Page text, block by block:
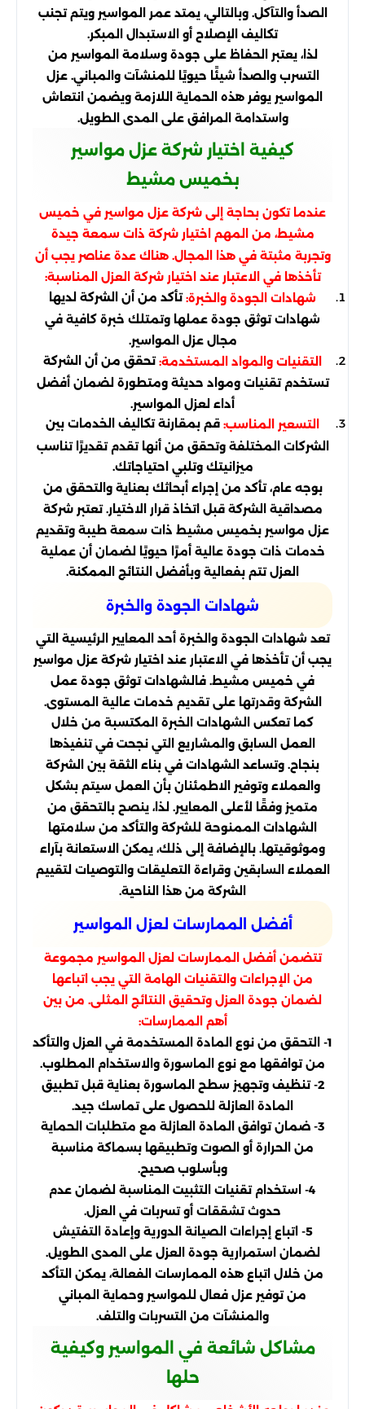
الصدأ والتآكل. وبالتالي، يمتد عمر المواسير ويتم تجنب
تكاليف الإصلاح أو الاستبدال المبكر.
لذا، يعتبر الحفاظ على جودة وسلامة المواسير من
التسرب والصدأ شيئًا حيويًا للمنشآت والمباني. عزل
المواسير يوفر هذه الحماية اللازمة ويضمن انتعاش
واستدامة المرافق على المدى الطويل.
كيفية اختيار شركة عزل مواسير
بخميس مشيط
عندما تكون بحاجة إلى شركة عزل مواسير في خميس
مشيط، من المهم اختيار شركة ذات سمعة جيدة
وتجربة مثبتة في هذا المجال. هناك عدة عناصر يجب أن
تأخذها في الاعتبار عند اختيار شركة العزل المناسبة:
شهادات الجودة والخبرة:تأكد من أن الشركة لديها
شهادات توثق جودة عملها وتمتلك خبرة كافية في
مجال عزل المواسير.
التقنيات والمواد المستخدمة:تحقق من أن الشركة
تستخدم تقنيات ومواد حديثة ومتطورة لضمان أفضل
أداء لعزل المواسير.
التسعير المناسب: قم بمقارنة تكاليف الخدمات بين
الشركات المختلفة وتحقق من أنها تقدم تقديرًا تناسب
ميزانيتك وتلبي احتياجاتك.
بوجه عام، تأكد من إجراء أبحاثك بعناية والتحقق من
مصداقية الشركة قبل اتخاذ قرار الاختيار. تعتبر شركة
عزل مواسير بخميس مشيط ذات سمعة طيبة وتقديم
خدمات ذات جودة عالية أمرًا حيويًا لضمان أن عملية
العزل تتم بفعالية وبأفضل النتائج الممكنة.
شهادات الجودة والخبرة
تعد شهادات الجودة والخبرة أحد المعايير الرئيسية التي
يجب أن تأخذها في الاعتبار عند اختيار شركة عزل مواسير
في خميس مشيط. فالشهادات توثق جودة عمل
الشركة وقدرتها على تقديم خدمات عالية المستوى.
كما تعكس الشهادات الخبرة المكتسبة من خلال
العمل السابق والمشاريع التي نجحت في تنفيذها
بنجاح. وتساعد الشهادات في بناء الثقة بين الشركة
والعملاء وتوفير الاطمئنان بأن العمل سيتم بشكل
متميز وفقًا لأعلى المعايير. لذا، ينصح بالتحقق من
الشهادات الممنوحة للشركة والتأكد من سلامتها
وموثوقيتها. بالإضافة إلى ذلك، يمكن الاستعانة بآراء
العملاء السابقين وقراءة التعليقات والتوصيات لتقييم
الشركة من هذا الناحية.
أفضل الممارسات لعزل المواسير
تتضمن أفضل الممارسات لعزل المواسير مجموعة
من الإجراءات والتقنيات الهامة التي يجب اتباعها
لضمان جودة العزل وتحقيق النتائج المثلى. من بين
أهم الممارسات:
1- التحقق من نوع المادة المستخدمة في العزل والتأكد
من توافقها مع نوع الماسورة والاستخدام المطلوب.
2- تنظيف وتجهيز سطح الماسورة بعناية قبل تطبيق
المادة العازلة للحصول على تماسك جيد.
3- ضمان توافق المادة العازلة مع متطلبات الحماية
من الحرارة أو الصوت وتطبيقها بسماكة مناسبة
وبأسلوب صحيح.
4- استخدام تقنيات التثبيت المناسبة لضمان عدم
حدوث تشققات أو تسربات في العزل.
5- اتباع إجراءات الصيانة الدورية وإعادة التفتيش
لضمان استمرارية جودة العزل على المدى الطويل.
من خلال اتباع هذه الممارسات الفعالة، يمكن التأكد
من توفير عزل فعال للمواسير وحماية المباني
والمنشآت من التسربات والتلف.
مشاكل شائعة في المواسير وكيفية
حلها